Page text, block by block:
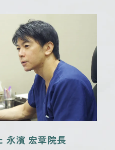
永濱 宏章院長